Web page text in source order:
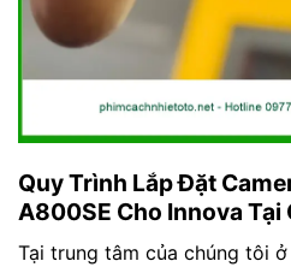
Quy Trình Lắp Đặt
A800SE Cho Innova Tại
Tại trung tâm của chúng tôi ở